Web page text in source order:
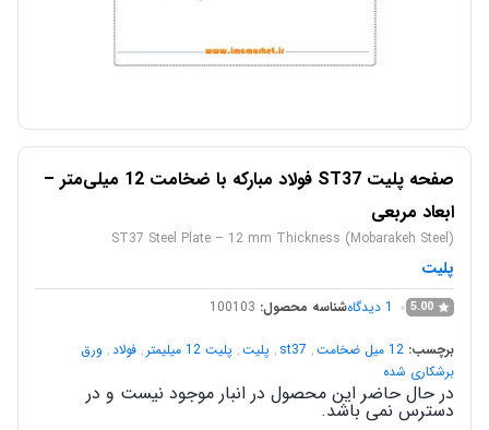
صفحه پلیت ST37 فولاد مبارکه با ضخامت 12 میلی‌متر –
ابعاد مربعی
ST37 Steel Plate – 12 mm Thickness (Mobarakeh Steel)
پلیت
5.00
1 دیدگاهشناسه محصول: 100103
برچسب: 12 میل ضخامت ,
st37
, پلیت, پلیت 12 میلیمتر , فولاد, ورق
برشکاری شده
در حال حاضر این محصول در انبار موجود نیست و در
دسترس نمی باشد.